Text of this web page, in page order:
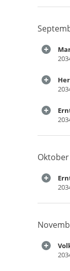
Oktober